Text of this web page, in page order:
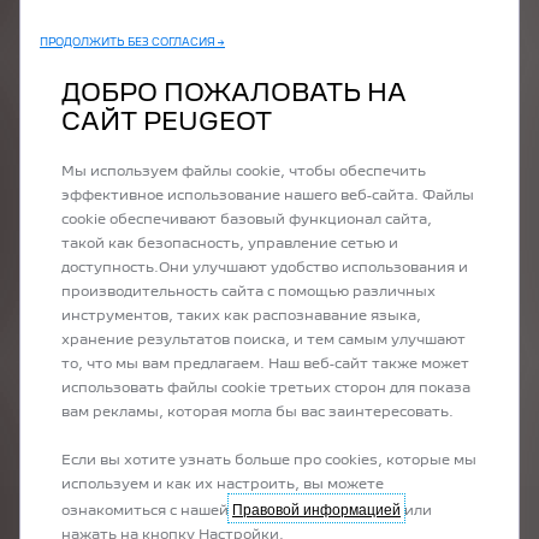
Peugeot предлагает вам множество встроенных технологий и
подключенных сервисов, оптимизирующих запас хода и
облегчающих поездки:
Индикатор мощности
Режим эко-вождения
Рекуперативное торможение
ЗАПАС ХОДА ГИБРИДА
ПРОДОЛЖИТЬ БЕЗ СОГЛАСИЯ →
ДОБРО ПОЖАЛОВАТЬ НА
САЙТ PEUGEOT
Мы используем файлы cookie, чтобы обеспечить
эффективное использование нашего веб-сайта. Файлы
cookie обеспечивают базовый функционал сайта,
такой как безопасность, управление сетью и
доступность.Они улучшают удобство использования и
производительность сайта с помощью различных
инструментов, таких как распознавание языка,
хранение результатов поиска, и тем самым улучшают
то, что мы вам предлагаем. Наш веб-сайт также может
использовать файлы cookie третьих сторон для показа
вам рекламы, которая могла бы вас заинтересовать.
Если вы хотите узнать больше про cookies, которые мы
используем и как их настроить, вы можете
ознакомиться с нашей Правовой информацией или
нажать на кнопку Настройки.